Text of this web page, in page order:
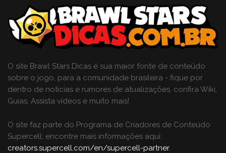
O site Brawl Stars Dicas é sua maior fonte de conteúdo
sobre o jogo, para a comunidade brasileira - fique por
dentro de notícias e rumores de atualizações, confira Wiki,
Guias, Assista vídeos e muito mais!
O site faz parte do Programa de Criadores de Conteúdo
Supercell; encontre mais informações aqui:
creators.supercell.com/en/supercell-partner.